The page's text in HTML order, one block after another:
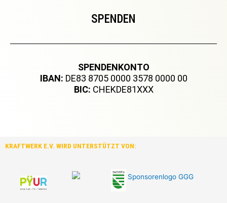
SPENDEN
SPENDENKONTO
IBAN: DE83 8705 0000 3578 0000 00
BIC: CHEKDE81XXX
KRAFTWERK E.V. WIRD UNTERSTÜTZT VON: